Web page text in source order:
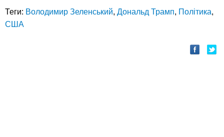
Теги: Володимир Зеленський, Дональд Трамп, Політика,
США